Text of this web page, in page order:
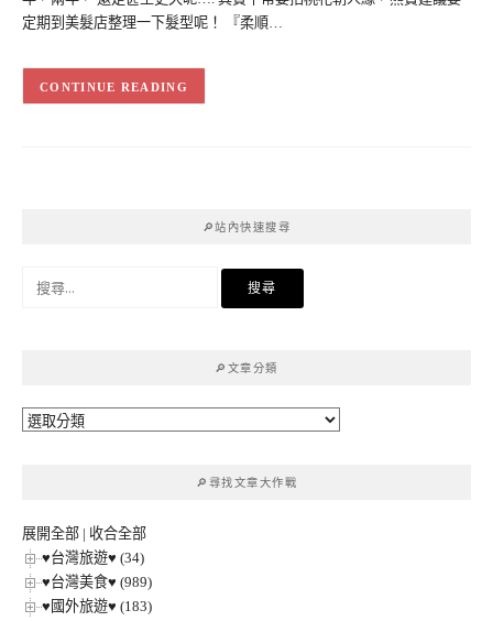
定期到美髮店整理一下髮型呢！ 『柔順…
CONTINUE READING
🔎站內快速搜尋
🔎文章分類
🔎
🔎尋找文章大作戰
展開全部 | 收合全部
♥台灣旅遊♥ (34)
♥台灣美食♥ (989)
♥國外旅遊♥ (183)